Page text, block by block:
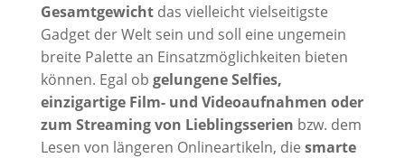
Gesamtgewichtdas vielleicht vielseitigste
Gadget der Welt sein und soll eine ungemein
breite Palette an Einsatzmöglichkeiten bieten
können. Egal ob gelungene Selfies,
einzigartige Film- und Videoaufnahmen oder
zum Streaming von Lieblingsserien bzw. dem
Lesen von längeren Onlineartikeln, die smarte